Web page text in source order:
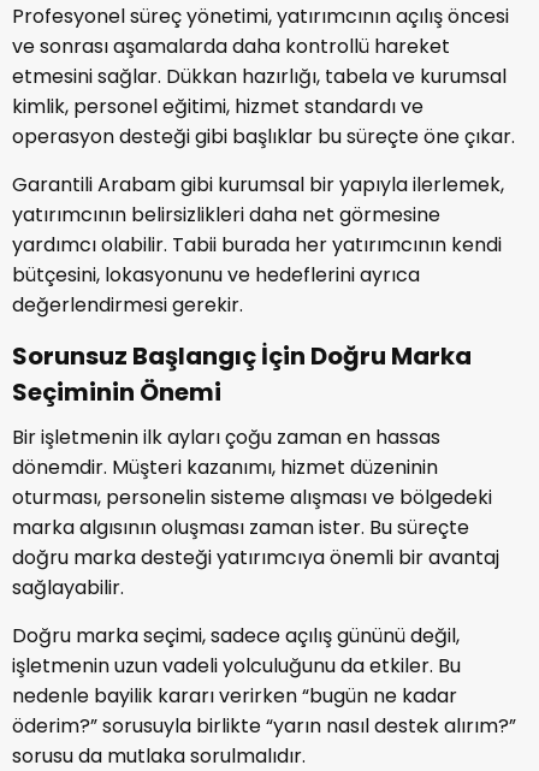
Profesyonel süreç yönetimi, yatırımcının açılış öncesi
ve sonrası aşamalarda daha kontrollü hareket
etmesini sağlar. Dükkan hazırlığı, tabela ve kurumsal
kimlik, personel eğitimi, hizmet standardı ve
operasyon desteği gibi başlıklar bu süreçte öne çıkar.
Garantili Arabam gibi kurumsal bir yapıyla ilerlemek,
yatırımcının belirsizlikleri daha net görmesine
yardımcı olabilir. Tabii burada her yatırımcının kendi
bütçesini, lokasyonunu ve hedeflerini ayrıca
değerlendirmesi gerekir.
Sorunsuz Başlangıç İçin Doğru Marka
Seçiminin Önemi
Bir işletmenin ilk ayları çoğu zaman en hassas
dönemdir. Müşteri kazanımı, hizmet düzeninin
oturması, personelin sisteme alışması ve bölgedeki
marka algısının oluşması zaman ister. Bu süreçte
doğru marka desteği yatırımcıya önemli bir avantaj
sağlayabilir.
Doğru marka seçimi, sadece açılış gününü değil,
işletmenin uzun vadeli yolculuğunu da etkiler. Bu
nedenle bayilik kararı verirken “bugün ne kadar
öderim?” sorusuyla birlikte “yarın nasıl destek alırım?”
sorusu da mutlaka sorulmalıdır.